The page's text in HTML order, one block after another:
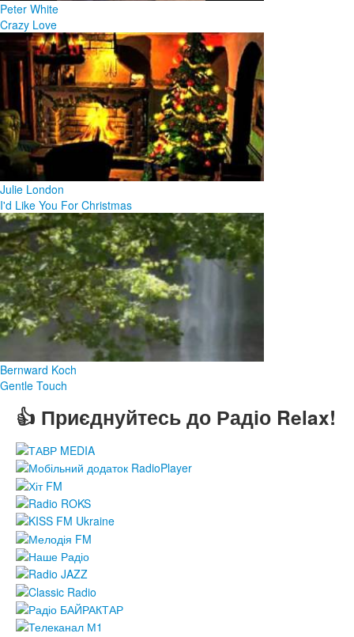
Peter White
Crazy Love
Julie London
I'd Like You For Christmas
Bernward Koch
Gentle Touch
👍 Приєднуйтесь до Радіо Relax!